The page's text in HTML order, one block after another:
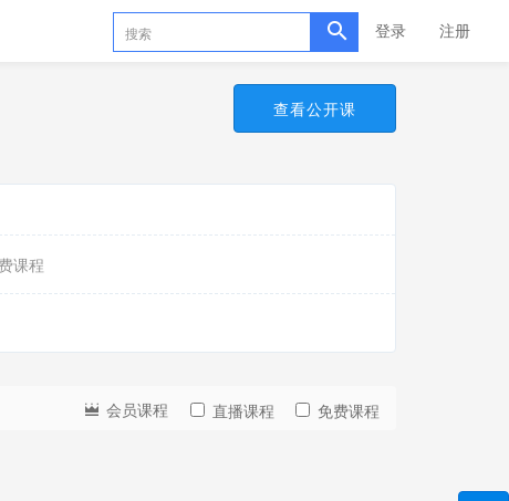
登录 注册
查看公开课
课程
会员课程 直播课程 免费课程